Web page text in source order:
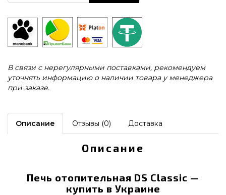
В связи с нерегулярными поставками, рекомендуем
уточнять информацию о наличии товара у менеджера
при заказе.
Описание Отзывы (0) Доставка
Описание
Печь отопительная DS Classic —
купить в Украине